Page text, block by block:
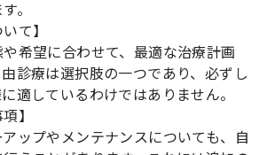
。
て】
希望に合わせて、最適な治療計画
診療は選択肢の一つであり、必ずし
適しているわけではありません。
】
ップやメンテナンスについても、自